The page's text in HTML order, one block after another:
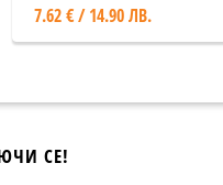
7.62 € / 14.90 ЛВ.
СЕ!